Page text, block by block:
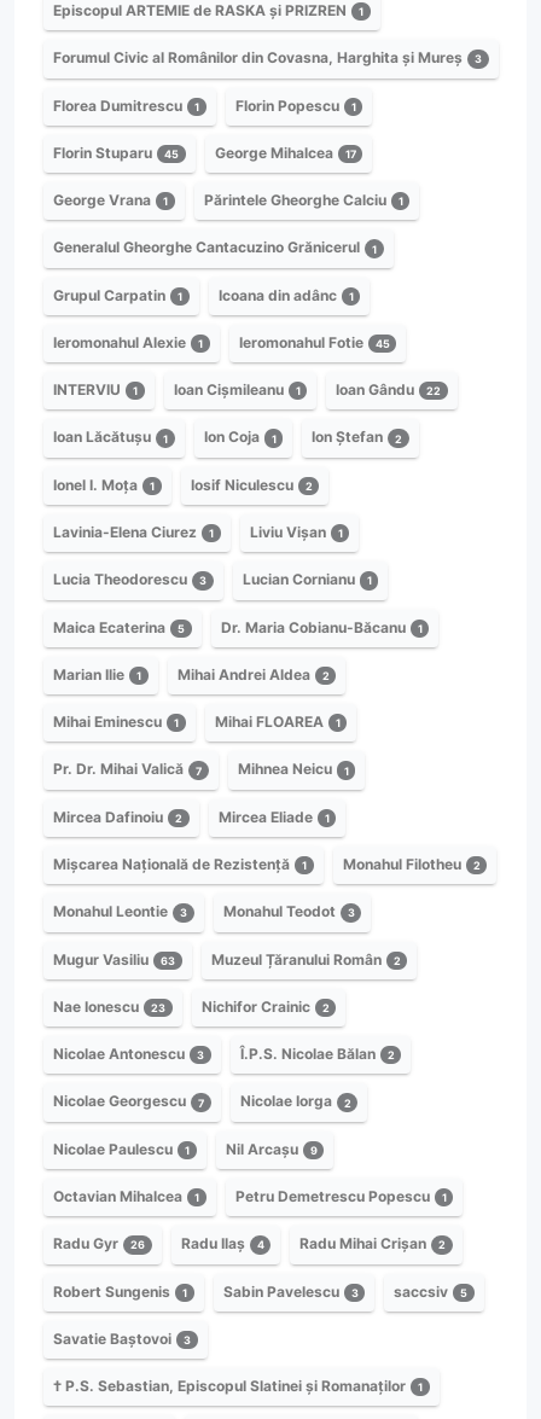
Episcopul ARTEMIE de RASKA și PRIZREN 1
Forumul Civic al Românilor din Covasna, Harghita și Mureș 3
Florea Dumitrescu 1 Florin Popescu 1
Florin Stuparu 45 George Mihalcea 17
George Vrana 1 Părintele Gheorghe Calciu 1
Generalul Gheorghe Cantacuzino Grănicerul 1
Grupul Carpatin 1 Icoana din adânc 1
Ieromonahul Alexie 1 Ieromonahul Fotie 45
INTERVIU 1 Ioan Cișmileanu 1 Ioan Gându 22
Ioan Lăcătușu 1 Ion Coja 1 Ion Ștefan 2
Ionel I. Moța 1 Iosif Niculescu 2
Lavinia-Elena Ciurez 1 Liviu Vișan 1
Lucia Theodorescu 3 Lucian Cornianu 1
Maica Ecaterina 5 Dr. Maria Cobianu-Băcanu 1
Marian Ilie 1 Mihai Andrei Aldea 2
Mihai Eminescu 1 Mihai FLOAREA 1
Pr. Dr. Mihai Valică 7 Mihnea Neicu 1
Mircea Dafinoiu 2 Mircea Eliade 1
Mișcarea Națională de Rezistență 1 Monahul Filotheu 2
Monahul Leontie 3 Monahul Teodot 3
Mugur Vasiliu 63 Muzeul Țăranului Român 2
Nae Ionescu 23 Nichifor Crainic 2
Nicolae Antonescu 3 Î.P.S. Nicolae Bălan 2
Nicolae Georgescu 7 Nicolae Iorga 2
Nicolae Paulescu 1 Nil Arcașu 9
Octavian Mihalcea 1 Petru Demetrescu Popescu 1
Radu Gyr 26 Radu Ilaș 4 Radu Mihai Crișan 2
Robert Sungenis 1 Sabin Pavelescu 3 saccsiv 5
Savatie Baștovoi 3
† P.S. Sebastian, Episcopul Slatinei și Romanaților 1